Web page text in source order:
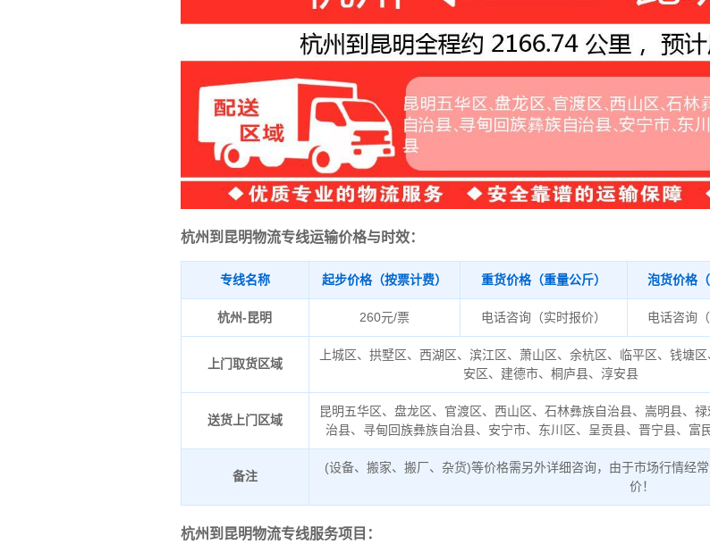
杭州到昆明物流专线运输价格与时效：
专线名称 起步价格（按票计费） 重货价格（重量公斤） 泡货价格
杭州-昆明 260元/票 电话咨询（实时报价） 电话咨询
上门取货区域
上城区、拱墅区、西湖区、滨江区、萧山区、余杭区、临平区、钱塘
安区、建德市、桐庐县、淳安县
送货上门区域
昆明五华区、盘龙区、官渡区、西山区、石林彝族自治县、嵩明县、禄
治县、寻甸回族彝族自治县、安宁市、东川区、呈贡县、晋宁县、富
备注
(设备、搬家、搬厂、杂货)等价格需另外详细咨询，由于市场行情经
价！
杭州到昆明物流专线服务项目：